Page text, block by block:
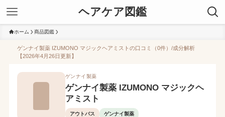
ヘアケア図鑑
ホーム 商品図鑑
ゲンナイ製薬 IZUMONO マジックヘアミストの口コミ（0件）/成分解析
【2026年4月26日更新】
ゲンナイ製薬
ゲンナイ製薬 IZUMONO マジックヘ
アミスト
アウトバス ゲンナイ製薬